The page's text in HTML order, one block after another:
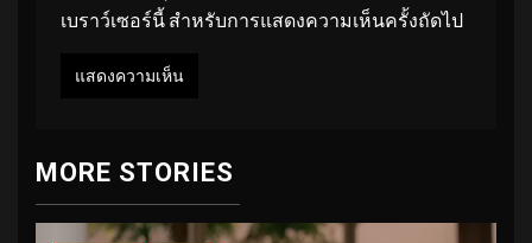
เบราว์เซอร์นี้ สำหรับการแสดงความเห็นครั้งถัดไป
MORE STORIES